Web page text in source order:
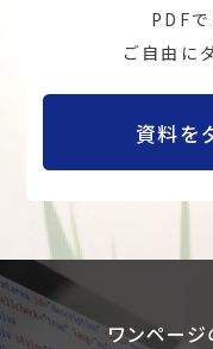
PDFで
ご自由に
資料を
ワンページ